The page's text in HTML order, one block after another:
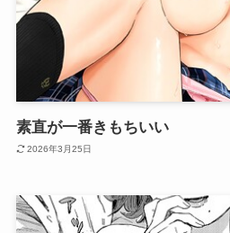
素直が一番きもちいい
2026年3月25日